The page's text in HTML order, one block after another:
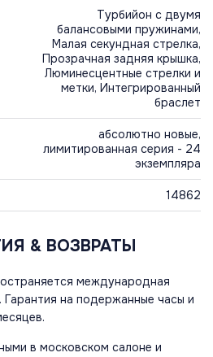
Турбийон с двумя
балансовыми пружинами,
Малая секундная стрелка,
Прозрачная задняя крышка,
Люминесцентные стрелки и
метки, Интегрированный
браслет
абсолютно новые,
лимитированная серия - 24
экземпляра
14862
& ВОЗВРАТЫ
международная
Гарантия на подержанные часы и
в московском салоне и